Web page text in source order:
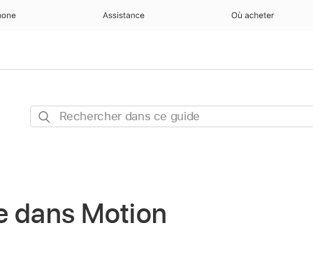
Assistance Où acheter
Rechercher
dans Motion